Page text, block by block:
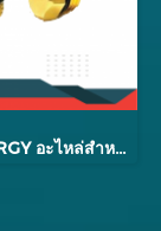
FLOW ENERGY อะไหล่สำหรับหัวปั๊มใหม่ B2 รุ่น B200007